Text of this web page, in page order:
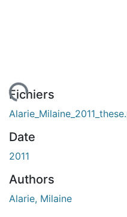
Fichiers
Date
2011
Authors
Alarie, Milaine